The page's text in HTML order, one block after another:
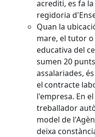
acrediti, es fa
regidoria
Quan la
mare, el tutor
educativa del
sumen 20
assalariades,
el contracte
l'empresa. En
treballador
model de
deixa